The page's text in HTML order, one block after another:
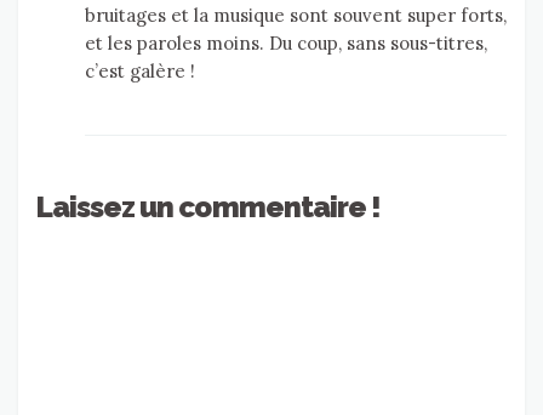
bruitages et la musique sont souvent super forts,
et les paroles moins. Du coup, sans sous-titres,
c’est galère !
Laissez un commentaire !